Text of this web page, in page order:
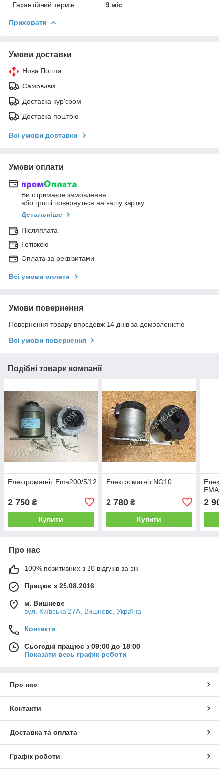
Гарантійний термін
9 міс
Приховати
Умови доставки
Нова Пошта
Самовивіз
Доставка кур'єром
Доставка поштою
Всі умови доставки
Умови оплати
Ви отримаєте замовлення
або гроші повернуться на вашу картку
Детальніше
Післяплата
Готівкою
Оплата за реквізитами
Всі умови оплати
Умови повернення
Повернення товару впродовж 14 днів за домовленістю
Всі умови повернення
Подібні товари компанії
Електромагніт Ema200/5/12
2 750 ₴
Купити
Електромагніт NG10
2 780₴
Купити
2
Про нас
100% позитивних з 20 відгуків за рік
Працює з 25.08.2016
м. Вишневе
вул. Київська 27А, Вишневе, Україна
Контакти
Сьогодні працює з 09:00 до 18:00
Показати весь графік роботи
Про нас
Контакти
Доставка та оплата
Графік роботи